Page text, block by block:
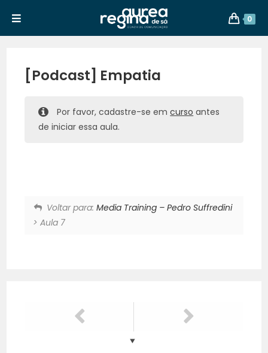
0
[Podcast] Empatia
Por favor, cadastre-se emcurso antes
de iniciar essa aula.
Voltar para: Media Training – Pedro Suffredini
> Aula 7